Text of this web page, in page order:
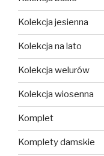
Kolekcja jesienna
Kolekcja na lato
Kolekcja welurów
Kolekcja wiosenna
Komplet
Komplety damskie